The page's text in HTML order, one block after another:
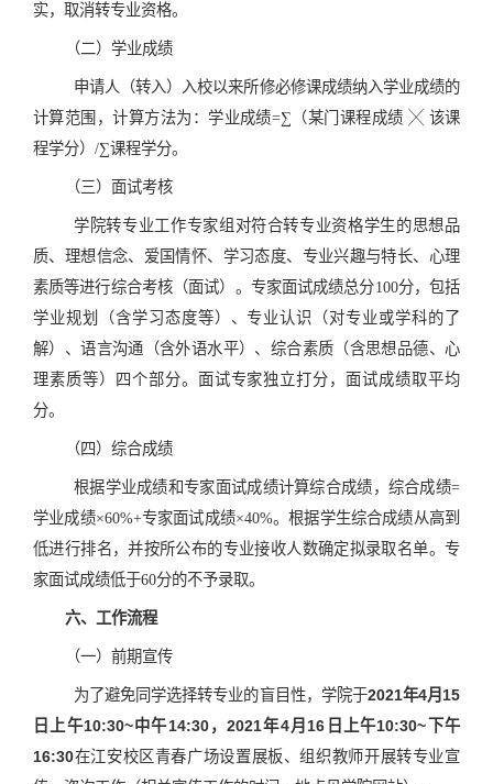
实，取消转专业资格。
（二）学业成绩
申请人（转入）入校以来所修必修课成绩纳入学业成绩的
计算范围，计算方法为：学业成绩=∑（某门课程成绩 ╳ 该课
程学分）/∑课程学分。
（三）面试考核
学院转专业工作专家组对符合转专业资格学生的思想品
质、理想信念、爱国情怀、学习态度、专业兴趣与特长、心理
素质等进行综合考核（面试）。专家面试成绩总分100分，包括
学业规划（含学习态度等）、专业认识（对专业或学科的了
解）、语言沟通（含外语水平）、综合素质（含思想品德、心
理素质等）四个部分。面试专家独立打分，面试成绩取平均
分。
（四）综合成绩
根据学业成绩和专家面试成绩计算综合成绩，综合成绩=
学业成绩×60%+专家面试成绩×40%。根据学生综合成绩从高到
低进行排名，并按所公布的专业接收人数确定拟录取名单。专
家面试成绩低于60分的不予录取。
六、工作流程
（一）前期宣传
为了避免同学选择转专业的盲目性，学院于2021年4月15
日上午10:30~中午14:30，2021年4月16日上午10:30~下午
16:30在江安校区青春广场设置展板、组织教师开展转专业宣